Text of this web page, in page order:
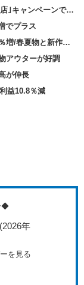
ニトリnews｜2月既存店10.8％増/｢もうすぐ1000店｣キャンペーンで好調
でプラス
ユニクロnews｜2月既存店+Eコマース売上高7.2％増/春夏物と新作が好調
アウターが好調
が伸長
益10.8％減
◆
年
を見る